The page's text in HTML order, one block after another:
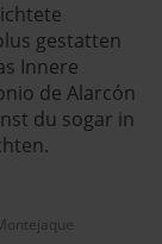
gestatten
Innere
de Alarcón
du sogar in